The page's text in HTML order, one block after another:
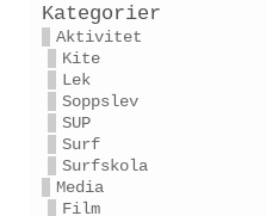
Kategorier
Aktivitet
Kite
Lek
Soppslev
SUP
Surf
Surfskola
Media
Film